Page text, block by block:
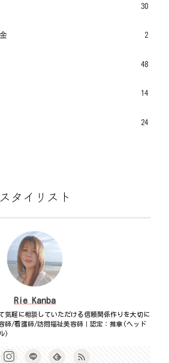
30
2
48
14
24
スタイリスト
Rie Kanba
気軽に相談していただける信頼関係作りを大切に
師/看護師/訪問福祉美容師｜認定：推拿(ヘッド
)